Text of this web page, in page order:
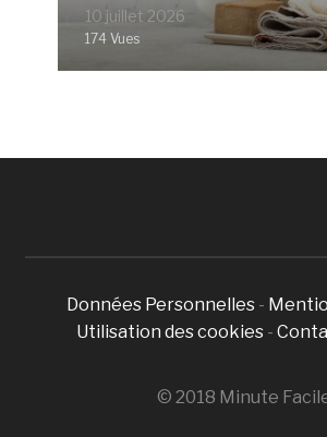
10 juillet 2026
174 Vues
Données Personnelles -
Utilisation des cookies -
© 2018 Minute